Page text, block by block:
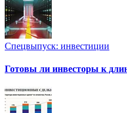
Спецвыпуск: инвестиции
Готовы ли инвесторы к